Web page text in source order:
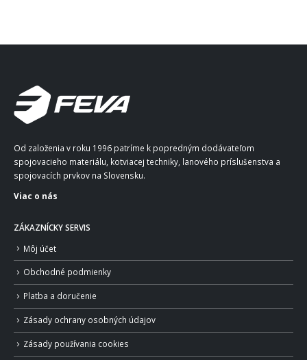
Od založenia v roku 1996 patríme k popredným dodávateľom
spojovacieho materiálu, kotviacej techniky, lanového príslušenstva a
spojovacích prvkov na Slovensku.
Viac o nás
ZÁKAZNÍCKY SERVIS
Môj účet
Obchodné podmienky
Platba a doručenie
Zásady ochrany osobných údajov
Zásady používania cookies